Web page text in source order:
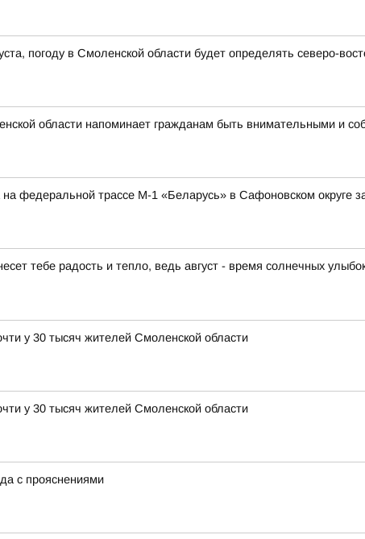
погоду в Смоленской области будет определять северо-
области напоминает гражданам быть внимательными и
федеральной трассе М-1 «Беларусь» в Сафоновском округе
тебе радость и тепло, ведь август - время солнечных
у 30 тысяч жителей Смоленской области
у 30 тысяч жителей Смоленской области
с прояснениями